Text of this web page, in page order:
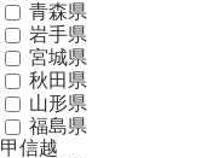
青森県
岩手県
宮城県
秋田県
山形県
福島県
甲信越